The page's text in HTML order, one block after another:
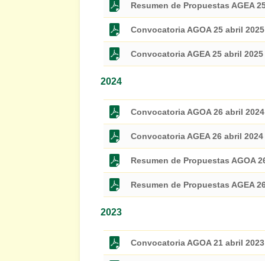
Resumen de Propuestas AGEA
Convocatoria AGOA 25 abril 2025
Convocatoria AGEA 25 abril 2025
2024
Convocatoria AGOA 26 abril 2024
Convocatoria AGEA 26 abril 2024
Resumen de Propuestas AGOA
Resumen de Propuestas AGEA
2023
Convocatoria AGOA 21 abril 2023